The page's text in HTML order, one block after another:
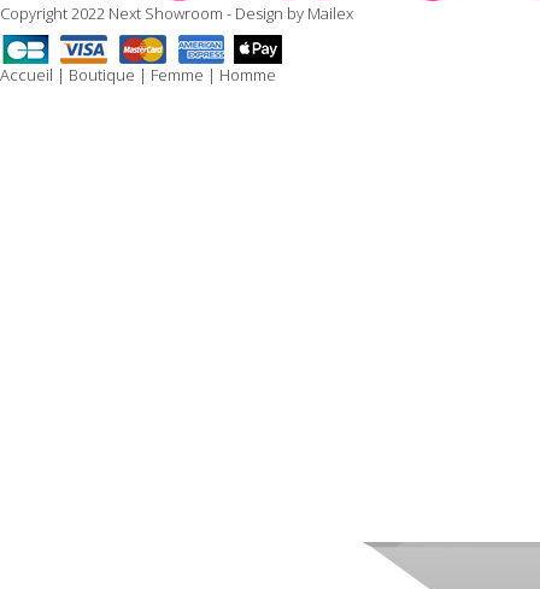
Copyright 2022 Next Showroom - Design by Mailex
Accueil | Boutique | Femme | Homme